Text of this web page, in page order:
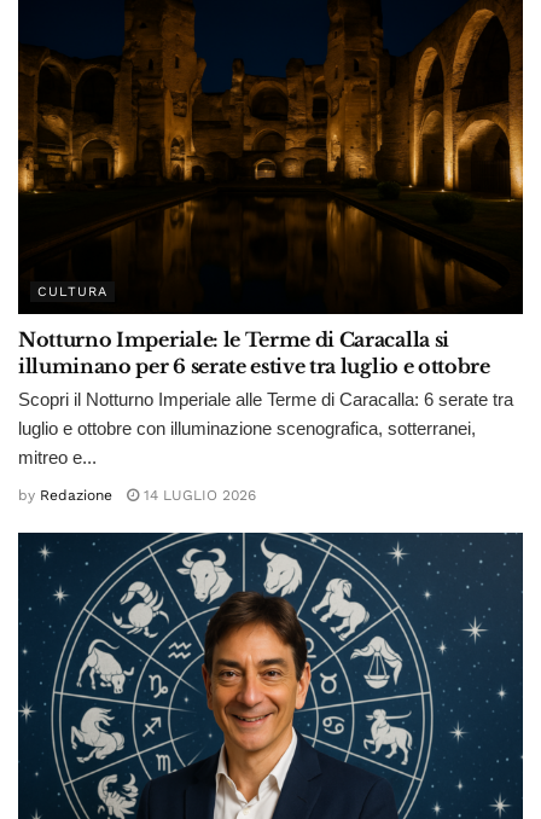
CULTURA
Notturno Imperiale: le Terme di Caracalla si
illuminano per 6 serate estive tra luglio e ottobre
Scopri il Notturno Imperiale alle Terme di Caracalla: 6 serate tra
luglio e ottobre con illuminazione scenografica, sotterranei,
mitreo e...
by Redazione 14 LUGLIO 2026